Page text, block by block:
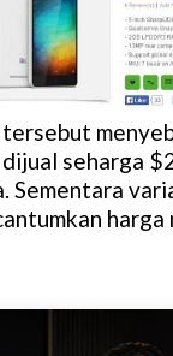
seharga
Sementara
harga